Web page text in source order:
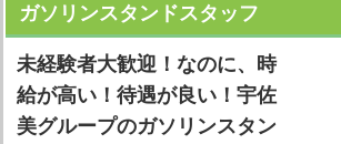
ガソリンスタンドスタッフ
未経験者大歓迎！なのに、時
給が高い！待遇が良い！宇佐
美グループのガソリンスタン